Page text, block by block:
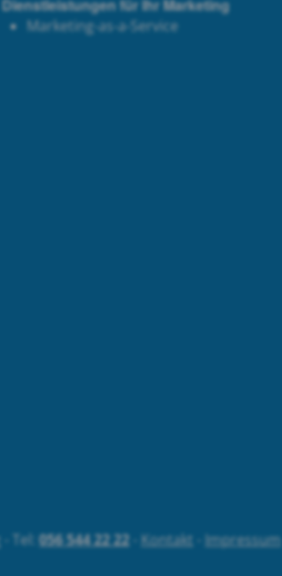
Dienstleistungen für Ihr Marketing
Marketing-as-a-Service
- Tel:056 544 22 22 Kontakt Impressum